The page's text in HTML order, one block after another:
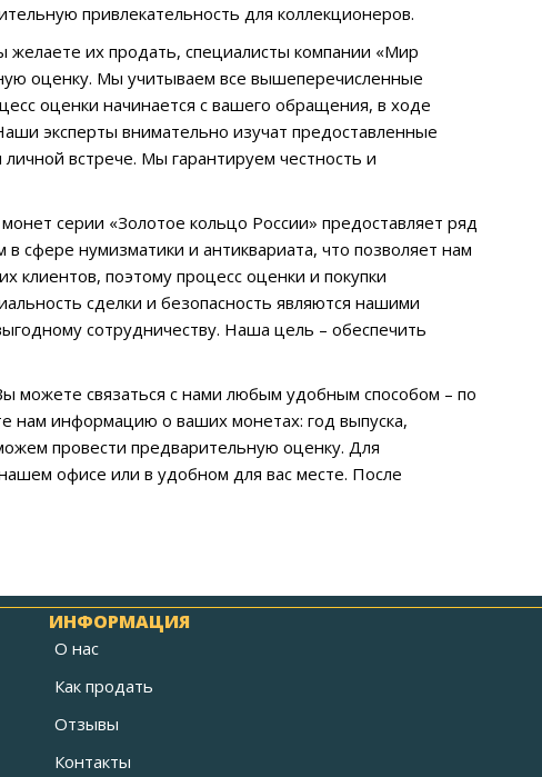
привлекательность для коллекционеров.
желаете их продать, специалисты компании «Мир
оценку. Мы учитываем все вышеперечисленные
оценки начинается с вашего обращения, в ходе
эксперты внимательно изучат предоставленные
встрече. Мы гарантируем честность и
серии «Золотое кольцо России» предоставляет ряд
нумизматики и антиквариата, что позволяет нам
поэтому процесс оценки и покупки
сделки и безопасность являются нашими
сотрудничеству. Наша цель – обеспечить
можете связаться с нами любым удобным способом – по
нам информацию о ваших монетах: год выпуска,
провести предварительную оценку. Для
офисе или в удобном для вас месте. После
ИНФОРМАЦИЯ
О нас
Как продать
Отзывы
Контакты